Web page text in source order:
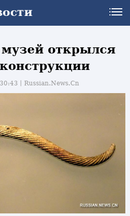
открылся
丨Russian.News.Cn